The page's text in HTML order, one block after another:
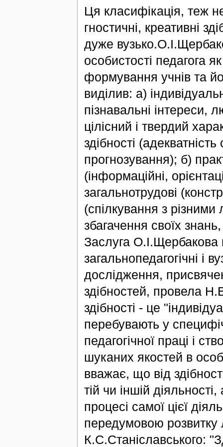
Ця класифікація, теж
гностичні, креативні
дуже
особистості педагога
формування учнів та
виділив: а)
пізнавальні інтереси,
цілісний і твердий
здібності
прогнозування); б)
(інформаційні,
загальнотрудові
(спілкування з
збагачення своїх
Заслуга
загальнопедагогічні і
дослідження,
здібностей, провела
здібності - це
перебувають у
педагогічної праці і
шуканих якостей в
вважає, що від
тій чи іншій
процесі самої цієї
передумовою
К.С.Станіславського: